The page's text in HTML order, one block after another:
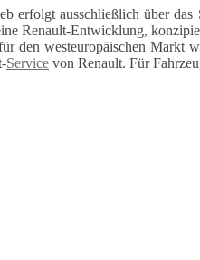
erfolgt ausschließlich über
Renault-Entwicklung,
den westeuropäischen
Service von Renault. Für